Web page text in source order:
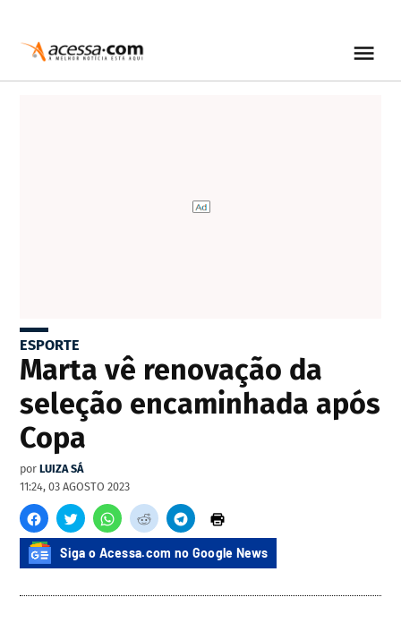
ESPORTE
Marta vê renovação da
seleção encaminhada após
Copa
por LUIZA SÁ
11:24, 03 AGOSTO 2023
Siga o Acessa.com no Google News